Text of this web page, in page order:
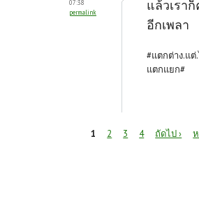
07:38
permalink
แล้วเรา
อีกเพลา
#แตกต่าง.แต่
แตกแยก#
1 2 3 4 ถัดไป ›